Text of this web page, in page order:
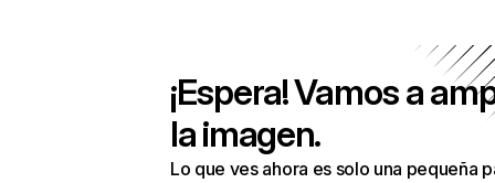
¡Espera! Vamos a
la imagen.
Lo que ves ahora es solo una pequeña